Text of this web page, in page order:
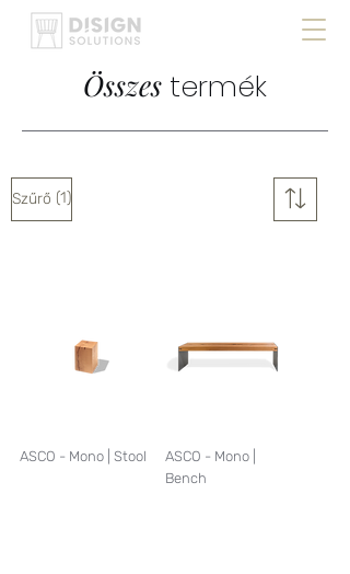
Összes termék
Szűrő (1)
ASCO - Mono | Stool
ASCO - Mono |
Bench